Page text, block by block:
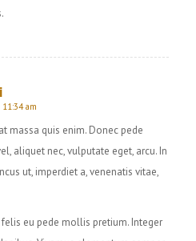
am
massa quis enim. Donec pede
aliquet nec, vulputate eget, arcu. In
ut, imperdiet a, venenatis vitae,
eu pede mollis pretium. Integer